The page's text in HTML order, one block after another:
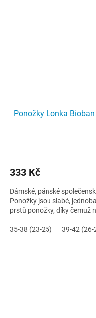
Ponožky Lonka
333 Kč
Dámské, pánské
Ponožky jsou slabé,
prstů ponožky, díky čemuž
35-38 (23-25) 39-42 (26-